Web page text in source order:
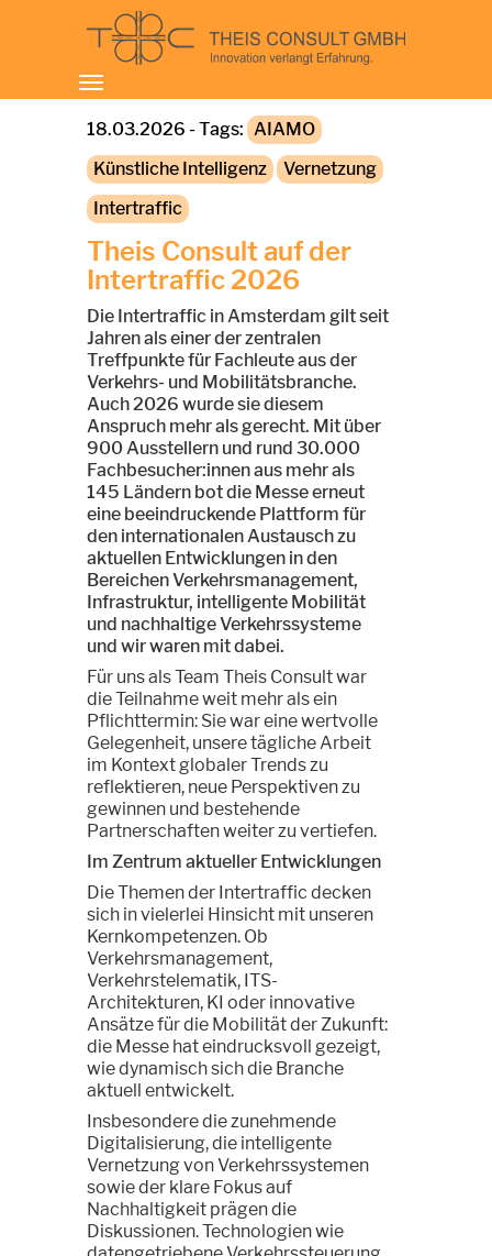
Toggle
navigation
18.03.2026 - Tags: AIAMO
Künstliche Intelligenz
Vernetzung
Intertraffic
Theis Consult auf der
Intertraffic 2026
Die Intertraffic in Amsterdam gilt seit
Jahren als einer der zentralen
Treffpunkte für Fachleute aus der
Verkehrs- und Mobilitätsbranche.
Auch 2026 wurde sie diesem
Anspruch mehr als gerecht. Mit über
900 Ausstellern und rund 30.000
Fachbesucher:innen aus mehr als
145 Ländern bot die Messe erneut
eine beeindruckende Plattform für
den internationalen Austausch zu
aktuellen Entwicklungen in den
Bereichen Verkehrsmanagement,
Infrastruktur, intelligente Mobilität
und nachhaltige Verkehrssysteme
und wir waren mit dabei.
Für uns als Team Theis Consult war
die Teilnahme weit mehr als ein
Pflichttermin: Sie war eine wertvolle
Gelegenheit, unsere tägliche Arbeit
im Kontext globaler Trends zu
reflektieren, neue Perspektiven zu
gewinnen und bestehende
Partnerschaften weiter zu vertiefen.
Im Zentrum aktueller Entwicklungen
Die Themen der Intertraffic decken
sich in vielerlei Hinsicht mit unseren
Kernkompetenzen. Ob
Verkehrsmanagement,
Verkehrstelematik, ITS-
Architekturen, KI oder innovative
Ansätze für die Mobilität der Zukunft:
die Messe hat eindrucksvoll gezeigt,
wie dynamisch sich die Branche
aktuell entwickelt.
Insbesondere die zunehmende
Digitalisierung, die intelligente
Vernetzung von Verkehrssystemen
sowie der klare Fokus auf
Nachhaltigkeit prägen die
Diskussionen. Technologien wie